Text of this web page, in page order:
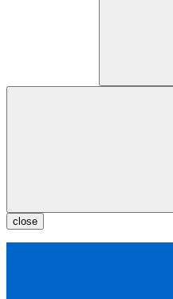
close